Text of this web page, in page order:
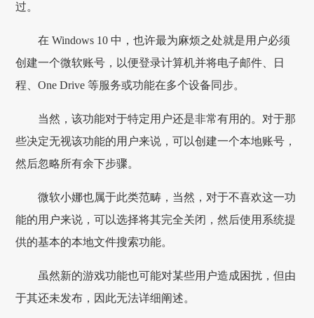
过。
在 Windows 10 中，也许最为麻烦之处就是用户必须
创建一个微软账号，以便登录计算机并将电子邮件、日
程、One Drive 等服务或功能在多个设备同步。
当然，该功能对于特定用户还是非常有用的。对于那
些决定无视该功能的用户来说，可以创建一个本地账号，
然后忽略所有余下步骤。
微软小娜也属于此类范畴，当然，对于不喜欢这一功
能的用户来说，可以选择将其完全关闭，然后使用系统提
供的基本的本地文件搜索功能。
虽然新的游戏功能也可能对某些用户造成困扰，但由
于其还未发布，因此无法详细阐述。